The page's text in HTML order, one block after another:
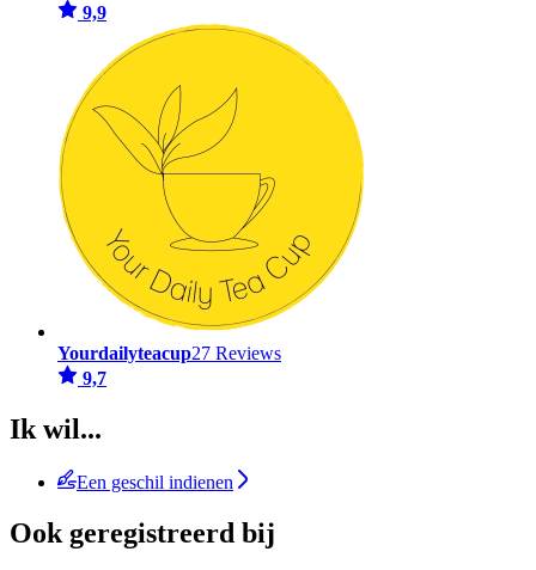
9,9
Yourdailyteacup27 Reviews
9,7
Ik wil...
Een geschil indienen
Ook geregistreerd bij